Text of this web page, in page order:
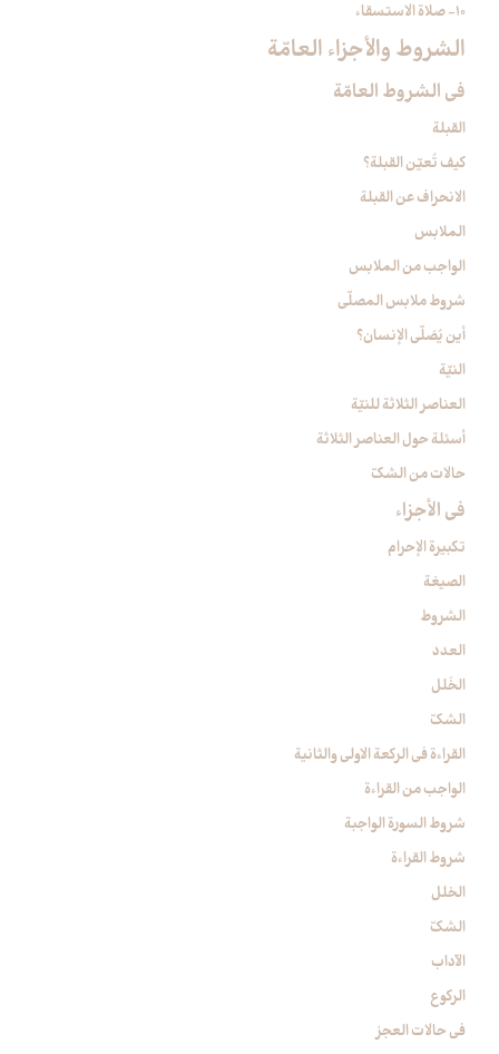
10- صلاة الاستسقاء
الشروط والأجزاء العامّة
في الشروط العامّة
القبلة
كيف تُعيّن القبلة؟
الانحراف عن القبلة
الملابس‏
الواجب من الملابس
شروط ملابس المصلّي
أين يُصَلّي الإنسان؟
النيّة
العناصر الثلاثة للنيّة
أسئلة حول العناصر الثلاثة
حالات من الشكّ
في الأجزاء
تكبيرة الإحرام‏
الصيغة
الشروط
العدد
الخَلل
الشكّ
القراءة في الركعة الاولى والثانية
الواجب من القراءة
شروط السورة الواجبة
شروط القراءة
الخلل
الشكّ
الآداب
الركوع‏
في حالات العجز